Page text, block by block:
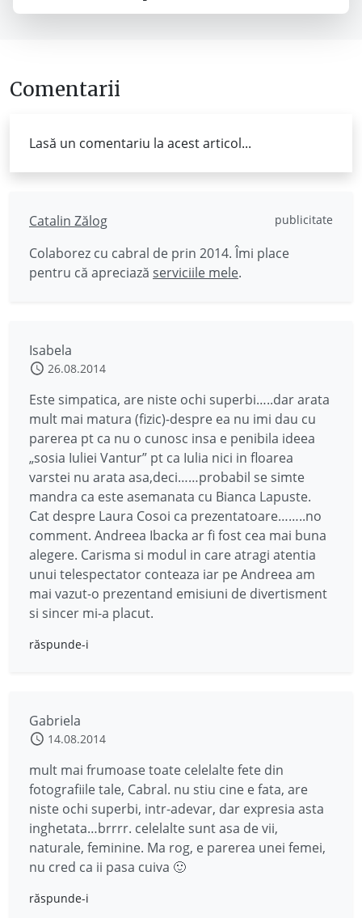
Comentarii
Lasă un comentariu la acest articol...
Catalin Zălog publicitate
Colaborez cu cabral de prin 2014. Îmi place
pentru că apreciază serviciile mele.
Isabela
26.08.2014
Este simpatica, are niste ochi superbi…..dar arata
mult mai matura (fizic)-despre ea nu imi dau cu
parerea pt ca nu o cunosc insa e penibila ideea
„sosia Iuliei Vantur” pt ca Iulia nici in floarea
varstei nu arata asa,deci……probabil se simte
mandra ca este asemanata cu Bianca Lapuste.
Cat despre Laura Cosoi ca prezentatoare……..no
comment. Andreea Ibacka ar fi fost cea mai buna
alegere. Carisma si modul in care atragi atentia
unui telespectator conteaza iar pe Andreea am
mai vazut-o prezentand emisiuni de divertisment
si sincer mi-a placut.
răspunde-i
Gabriela
14.08.2014
mult mai frumoase toate celelalte fete din
fotografiile tale, Cabral. nu stiu cine e fata, are
niste ochi superbi, intr-adevar, dar expresia asta
inghetata…brrrr. celelalte sunt asa de vii,
naturale, feminine. Ma rog, e parerea unei femei,
nu cred ca ii pasa cuiva 🙂
răspunde-i